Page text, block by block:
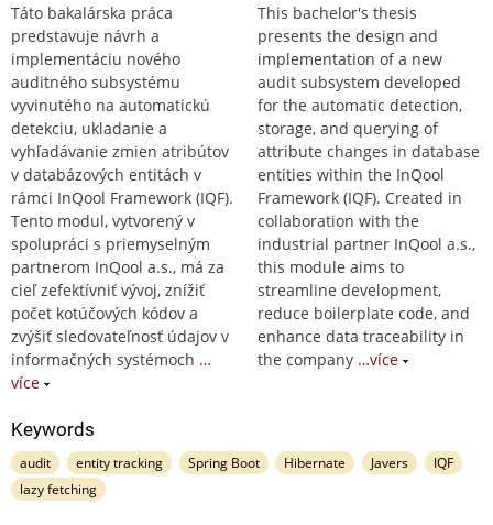
Táto bakalárska práca
predstavuje návrh a
implementáciu nového
auditného subsystému
vyvinutého na automatickú
detekciu, ukladanie a
vyhľadávanie zmien atribútov
v databázových entitách v
rámci InQool Framework (IQF).
Tento modul, vytvorený v
spolupráci s priemyselným
partnerom InQool a.s., má za
cieľ zefektívniť vývoj, znížiť
počet kotúčových kódov a
zvýšiť sledovateľnosť údajov v
informačných systémoch …
více
This bachelor's thesis
presents the design and
implementation of a new
audit subsystem developed
for the automatic detection,
storage, and querying of
attribute changes in database
entities within the InQool
Framework (IQF). Created in
collaboration with the
industrial partner InQool a.s.,
this module aims to
streamline development,
reduce boilerplate code, and
enhance data traceability in
the company …více
Keywords
audit entity tracking Spring Boot Hibernate Javers
IQF
lazy fetching